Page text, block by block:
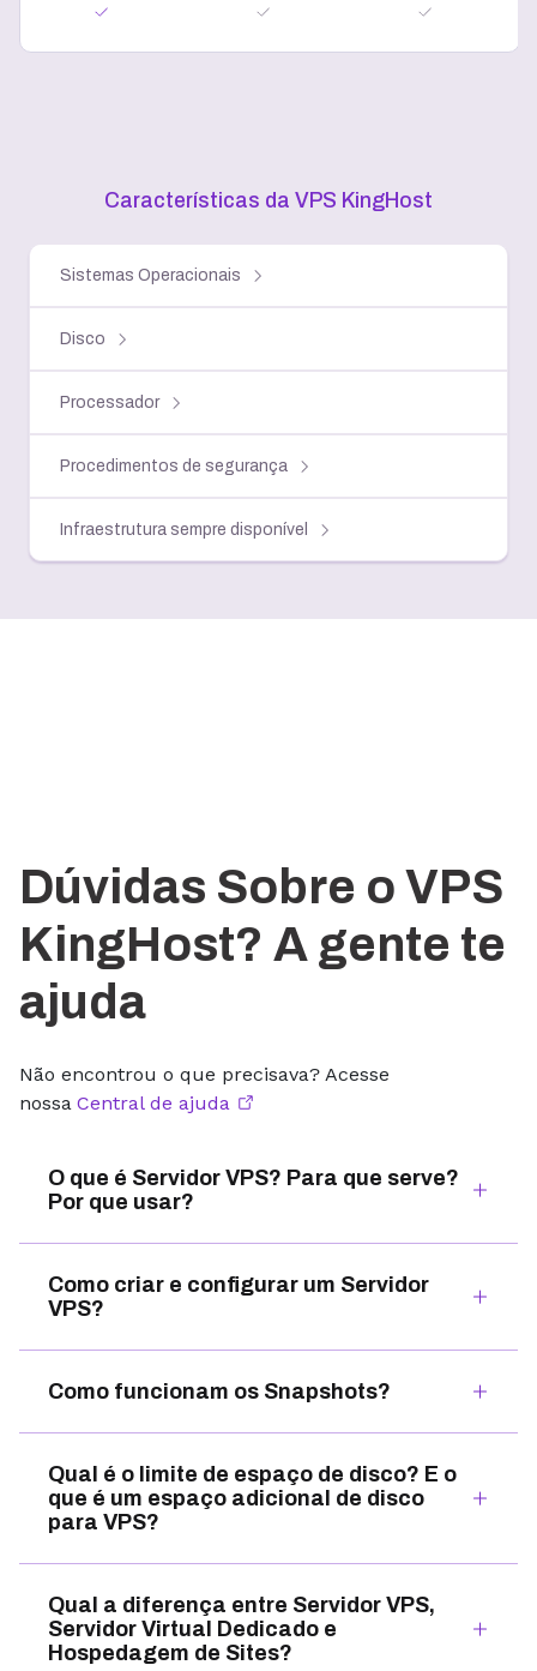
Características da VPS KingHost
Sistemas Operacionais
Disco
Processador
Procedimentos de segurança
Infraestrutura sempre disponível
Dúvidas Sobre o VPS
KingHost? A gente te
ajuda
Não encontrou o que precisava? Acesse
nossa Central de ajuda
O que é Servidor VPS? Para que serve?
Por que usar?
Como criar e configurar um Servidor
VPS?
Como funcionam os Snapshots?
Qual é o limite de espaço de disco? E o
que é um espaço adicional de disco
para VPS?
Qual a diferença entre Servidor VPS,
Servidor Virtual Dedicado e
Hospedagem de Sites?